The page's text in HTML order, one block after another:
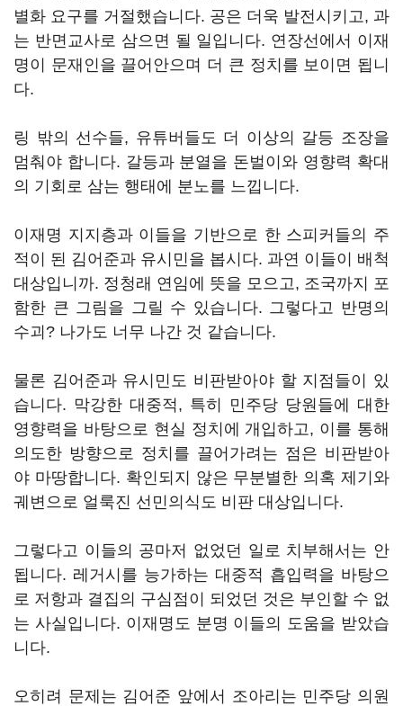
별화 요구를 거절했습니다. 공은 더욱 발전시키고, 과
는 반면교사로 삼으면 될 일입니다. 연장선에서 이재
명이 문재인을 끌어안으며 더 큰 정치를 보이면 됩니
다.
링 밖의 선수들, 유튜버들도 더 이상의 갈등 조장을
멈춰야 합니다. 갈등과 분열을 돈벌이와 영향력 확대
의 기회로 삼는 행태에 분노를 느낍니다.
이재명 지지층과 이들을 기반으로 한 스피커들의 주
적이 된 김어준과 유시민을 봅시다. 과연 이들이 배척
대상입니까. 정청래 연임에 뜻을 모으고, 조국까지 포
함한 큰 그림을 그릴 수 있습니다. 그렇다고 반명의
수괴? 나가도 너무 나간 것 같습니다.
물론 김어준과 유시민도 비판받아야 할 지점들이 있
습니다. 막강한 대중적, 특히 민주당 당원들에 대한
영향력을 바탕으로 현실 정치에 개입하고, 이를 통해
의도한 방향으로 정치를 끌어가려는 점은 비판받아
야 마땅합니다. 확인되지 않은 무분별한 의혹 제기와
궤변으로 얼룩진 선민의식도 비판 대상입니다.
그렇다고 이들의 공마저 없었던 일로 치부해서는 안
됩니다. 레거시를 능가하는 대중적 흡입력을 바탕으
로 저항과 결집의 구심점이 되었던 것은 부인할 수 없
는 사실입니다. 이재명도 분명 이들의 도움을 받았습
니다.
오히려 문제는 김어준 앞에서 조아리는 민주당 의원